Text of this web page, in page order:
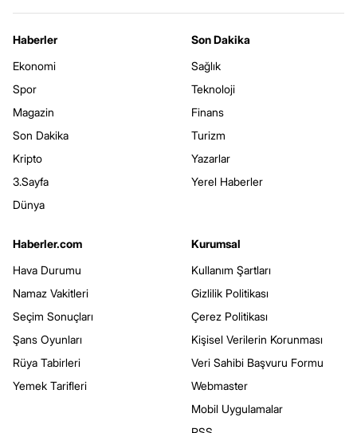
Haberler
Ekonomi
Spor
Magazin
Son Dakika
Kripto
3.Sayfa
Dünya
Son Dakika
Sağlık
Teknoloji
Finans
Turizm
Yazarlar
Yerel Haberler
Haberler.com
Hava Durumu
Namaz Vakitleri
Seçim Sonuçları
Şans Oyunları
Rüya Tabirleri
Yemek Tarifleri
Kurumsal
Kullanım Şartları
Gizlilik Politikası
Çerez Politikası
Kişisel Verilerin Korunması
Veri Sahibi Başvuru Formu
Webmaster
Mobil Uygulamalar